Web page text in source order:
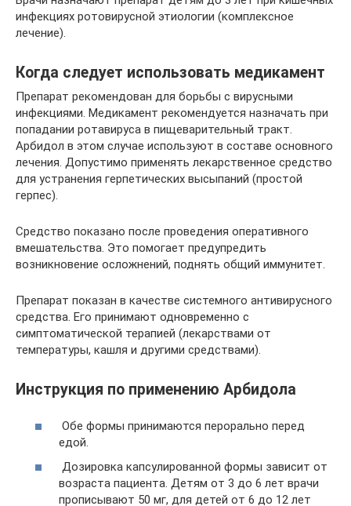
инфекциях ротовирусной этиологии (комплексное
лечение).
Когда следует использовать медикамент
Препарат рекомендован для борьбы с вирусными
инфекциями. Медикамент рекомендуется назначать при
попадании ротавируса в пищеварительный тракт.
Арбидол в этом случае используют в составе основного
лечения. Допустимо применять лекарственное средство
для устранения герпетических высыпаний (простой
герпес).
Средство показано после проведения оперативного
вмешательства. Это помогает предупредить
возникновение осложнений, поднять общий иммунитет.
Препарат показан в качестве системного антивирусного
средства. Его принимают одновременно с
симптоматической терапией (лекарствами от
температуры, кашля и другими средствами).
Инструкция по применению Арбидола
Обе формы принимаются перорально перед
едой.
Дозировка капсулированной формы зависит от
возраста пациента. Детям от 3 до 6 лет врачи
прописывают 50 мг, для детей от 6 до 12 лет